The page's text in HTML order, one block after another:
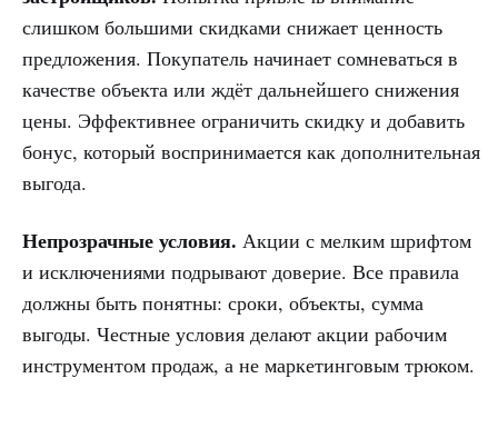
слишком большими скидками снижает ценность
предложения. Покупатель начинает сомневаться в
качестве объекта или ждёт дальнейшего снижения
цены. Эффективнее ограничить скидку и добавить
бонус, который воспринимается как дополнительная
выгода.
Непрозрачные условия. Акции с мелким шрифтом
и исключениями подрывают доверие. Все правила
должны быть понятны: сроки, объекты, сумма
выгоды. Честные условия делают акции рабочим
инструментом продаж, а не маркетинговым трюком.